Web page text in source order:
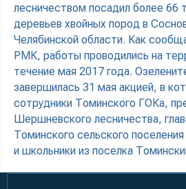
лесничеством посадил более 66
деревьев хвойных пород в
Челябинской области. Как
РМК, работы проводились на
течение мая 2017 года.
завершилась 31 мая акцией, в
сотрудники Томинского ГОКа,
Шершневского лесничества,
Томинского сельского
и школьники из поселка